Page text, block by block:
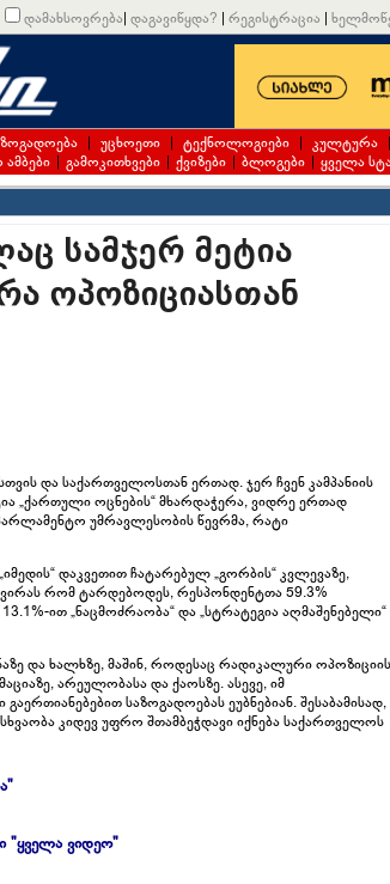
დამახსოვრება| დაგავიწყდა? | რეგისტრაცია |
| უცხოეთი | ტექნოლოგიები | კულტურა |
| გამოკითხვები | ქვიზები | ბლოგები | ყველა
სამჯერ მეტია
ოპოზიციასთან
და საქართველოსთან ერთად. ჯერ ჩვენ კამპანიის
„ქართული ოცნების“ მხარდაჭერა, ვიდრე ერთად
უმრავლესობის წევრმა, რატი
დაკვეთით ჩატარებულ „გორბის“ კვლევაზე,
რომ ტარდებოდეს, რესპონდენტთა 59.3%
ით „ნაცმოძრაობა“ და „სტრატეგია აღმაშენებელი“
და ხალხზე, მაშინ, როდესაც რადიკალური ოპოზიციის
არეულობასა და ქაოსზე. ასევე, იმ
საზოგადოებას ეუბნებიან. შესაბამისად,
კიდევ უფრო შთამბეჭდავი იქნება საქართველოს
"ყველა ვიდეო"